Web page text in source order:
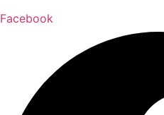
Facebook